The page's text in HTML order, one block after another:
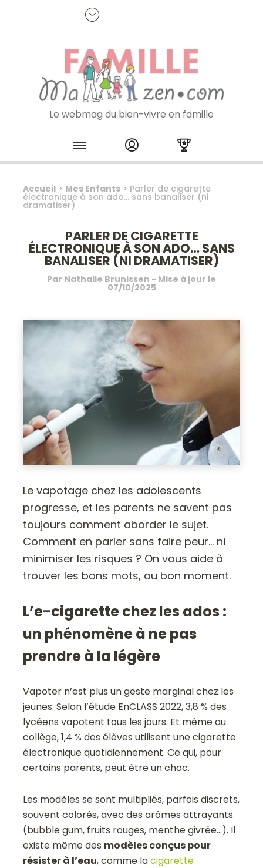
Je m'inscris à la newsletter
Le webmag du bien-vivre en famille
Skip to content
Accueil > Mes Enfants > Parler de cigarette
électronique à son ado… sans banaliser (ni
dramatiser)
PARLER DE CIGARETTE
ÉLECTRONIQUE À SON ADO… SANS
BANALISER (NI DRAMATISER)
Par Nathalie Brunissen - Mise à jour le
07/10/2025
Le vapotage chez les adolescents
progresse, et les parents ne savent pas
toujours comment aborder le sujet.
Comment en parler sans faire peur… ni
minimiser les risques ? On vous aide à
trouver les bons mots, au bon moment.
L’e-cigarette chez les ados :
un phénomène à ne pas
prendre à la légère
Vapoter n’est plus un geste marginal chez les
jeunes. Selon l’étude EnCLASS 2022, 3,8 % des
lycéens vapotent tous les jours. Et même au
collège, 1,4 % des élèves utilisent une cigarette
électronique quotidiennement. Ce qui, pour
certains parents, peut être un choc.
Les modèles se sont multipliés, parfois discrets,
souvent colorés, avec des arômes attrayants
(bubble gum, fruits rouges, menthe givrée…). Il
existe même des modèles conçus pour
résister à l’eau, comme lacigarette
Panneau de gestion des cookies